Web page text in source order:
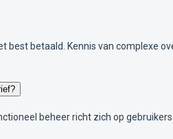
best betaald. Kennis van complexe
beheer richt zich op